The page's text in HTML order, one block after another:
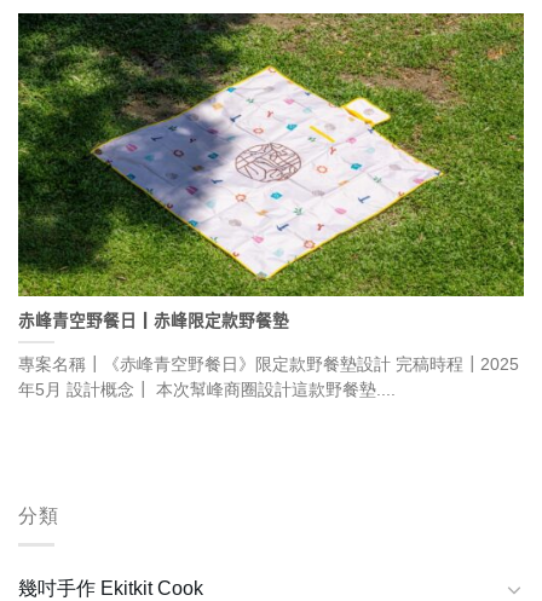
分類
幾吋手作 Ekitkit Cook
赤峰青空野餐日┃赤峰限定款野餐墊
專案名稱┃《赤峰青空野餐日》限定款野餐墊設計 完稿時程┃2025
年5月 設計概念┃ 本次幫峰商圈設計這款野餐墊....